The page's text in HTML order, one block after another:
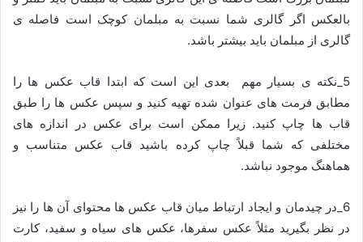
بالعکس اگر گالری شما نسبت به مبلمان کوچک است فاصله ی
گالری از مبلمان باید بیشتر باشد.
5_نکته ی بسیار مهم بعدی این است که ابتدا قاب عکس ها را
مطابق فرمت های عنوان شده تهیه کنید و سپس عکس ها را طبق
قاب ها چاپ کنید. زیرا ممکن است برای عکس در اندازه های
مختلفی که شما قبلاً چاپ کرده باشید قاب عکس متناسب و
هماهنگ موجود نباشد.
6_در چیدمان و ایجاد ارتباط میان قاب عکس ها محتوای آن ها را نیز
در نظر بگیرید مثلاً عکس سفرها، عکس های سیاه و سفید، کارت